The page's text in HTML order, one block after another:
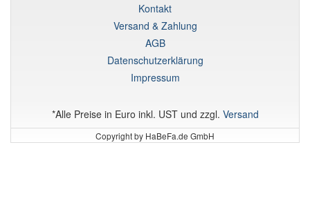
Kontakt
Versand & Zahlung
AGB
Datenschutzerklärung
Impressum
*Alle Preise in Euro inkl. UST und zzgl. Versand
Copyright by HaBeFa.de GmbH